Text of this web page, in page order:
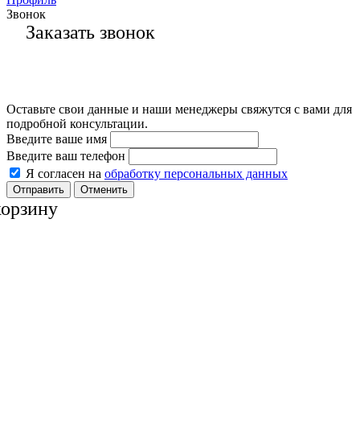
Звонок
Заказать звонок
Оставьте свои данные и наши менеджеры свяжутся с вами для
подробной консультации.
Введите ваше имя
Введите ваш телефон
Я согласен на обработку персональных данных
Отменить